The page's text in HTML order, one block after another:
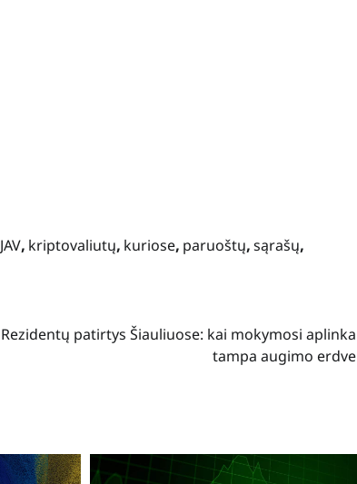
JAV, kriptovaliutų, kuriose, paruoštų,sąrašų,
Rezidentų patirtys Šiauliuose: kai mokymosi aplinka
tampa augimo erdve